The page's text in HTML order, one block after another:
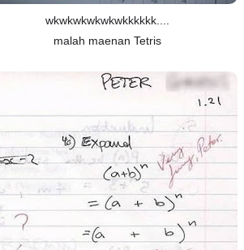
wkwkwkwkwkwkkkkkk....
malah maenan Tetris